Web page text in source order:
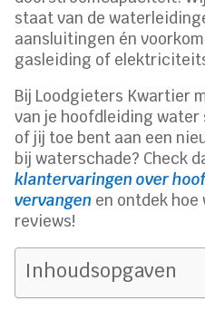
staat van de
aansluitingen én
gasleiding of
Bij Loodgieters Kwartier
van je hoofdleiding water
of jij toe bent aan een
bij waterschade? Check
klantervaringen over
vervangen en ontdek hoe
reviews!
Inhoudsopgaven